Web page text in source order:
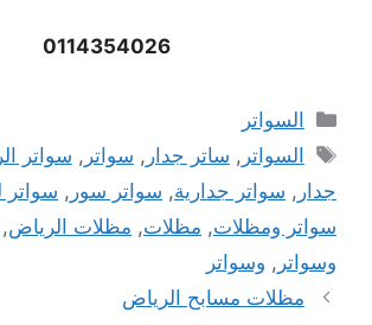
0114354026
التصنيفات
السواتر
الوسوم
السواتر , ساتر جدار , سواتر , سواتر
جدار , سواتر جدارية, سواتر سور , سواتر
سواتر ومظلات, مظلات, مظلات الرياض,
وسواتر , وسواتر
مظلات مسابح الرياض